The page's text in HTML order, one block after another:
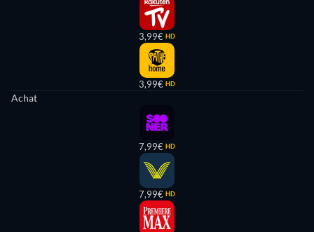
3,99€ HD
3,99€ HD
Achat
7,99€ HD
7,99€ HD